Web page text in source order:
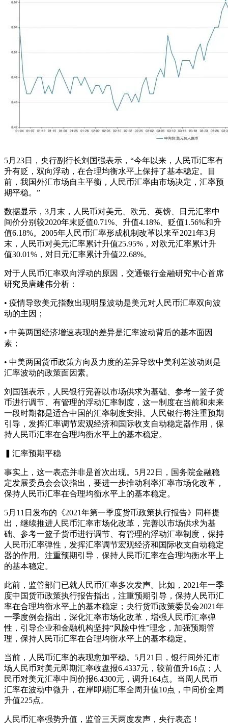
5月23日，央行副行长刘国强表示，“今年以来，人民币汇率有
升有贬，双向浮动，在合理均衡水平上保持了基本稳定。目
前，我国外汇市场自主平衡，人民币汇率由市场决定，汇率预
期平稳。”
数据显示，3月末，人民币对美元、欧元、英镑、日元汇率中
间价分别较2020年末贬值0.71%、升值4.18%、贬值1.56%和升
值6.18%。2005年人民币汇率形成机制改革以来至2021年3月
末，人民币对美元汇率累计升值25.95%，对欧元汇率累计升
值30.01%，对日元汇率累计升值22.68%。
对于人民币汇率双向浮动的原因，交通银行金融研究中心首席
研究员唐建伟分析：
• 疫情导致美元指数出现明显波动是美元对人民币汇率双向波
动的主因；
• 中美两国经济增速表现的差异是汇率波动背后的基本面因
素；
• 中美两国货币政策方向及力度的差异导致中美利差波动则是
汇率波动的政策面因素。
刘国强表示，人民银行完善以市场供求为基础、参考一篮子货
币进行调节、有管理的浮动汇率制度，这一制度在当前和未来
一段时期都是适合中国的汇率制度安排。人民银行将注重预期
引导，发挥汇率调节宏观经济和国际收支自动稳定器作用，保
持人民币汇率在合理均衡水平上的基本稳定。
▍汇率预期平稳
事实上，这一表态并非是首次出现。5月22日，国务院金融稳
定发展委员会会议指出，要进一步推动利率汇率市场化改革，
保持人民币汇率在合理均衡水平上的基本稳定。
5月11日发布的《2021年第一季度货币政策执行报告》同样提
出，继续推进人民币汇率市场化改革，完善以市场供求为基
础、参考一篮子货币进行调节、有管理的浮动汇率制度，保持
人民币汇率弹性，发挥汇率调节宏观经济和国际收支自动稳定
器的作用。注重预期引导，保持人民币汇率在合理均衡水平上
的基本稳定。
此前，监管部门已就人民币汇率多次发声。比如，2021年一季
度中国货币政策执行报告指出，注重预期引导，保持人民币汇
率在合理均衡水平上的基本稳定；央行货币政策委员会2021年
一季度例会指出，深化汇率市场化改革，增强人民币汇率弹
性，引导企业和金融机构坚持“风险中性”理念，加强预期管
理，保持人民币汇率在合理均衡水平上的基本稳定。
当前，人民币汇率的表现愈加平稳。5月21日，银行间外汇市
场人民币对美元即期汇率收盘报6.4337元，较前值升16点；人
民币对美元汇率中间价报6.4300元，调升164点。当周人民币
汇率在波动中微升，在岸即期汇率全周升值10点，中间价全周
升值225点。
人民币汇率强势升值，监管三天两度发声，央行表态！